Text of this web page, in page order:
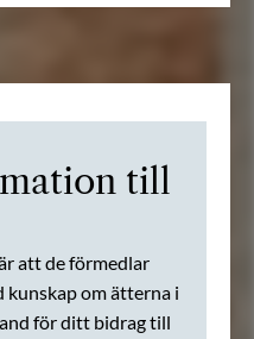
till
att de förmedlar
kunskap om ätterna i
för ditt bidrag till